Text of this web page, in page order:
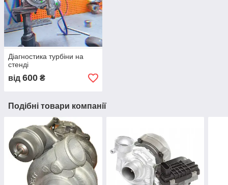
Діагностика турбіни на
стенді
від 600 ₴
Подібні товари компанії